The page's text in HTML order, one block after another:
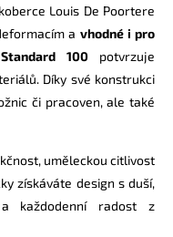
Louis De Poortere
a vhodné i pro
100 potvrzuje
Díky své konstrukci
či pracoven, ale také
uměleckou citlivost
získáváte design s duší,
každodenní radost z